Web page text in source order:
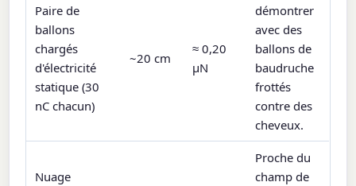
Paire de
ballons
chargés
d'électricité
statique (30
nC chacun)
~20 cm
≈ 0,20
µN
démontrer
avec des
ballons de
baudruche
frottés
contre des
cheveux.
Nuage
Proche du
champ de